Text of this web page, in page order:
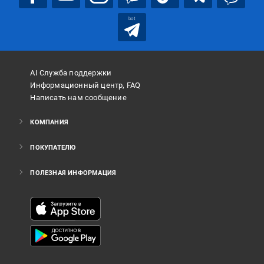
bot
AI Служба поддержки
Информационный центр, FAQ
Написать нам сообщение
КОМПАНИЯ
ПОКУПАТЕЛЮ
ПОЛЕЗНАЯ ИНФОРМАЦИЯ